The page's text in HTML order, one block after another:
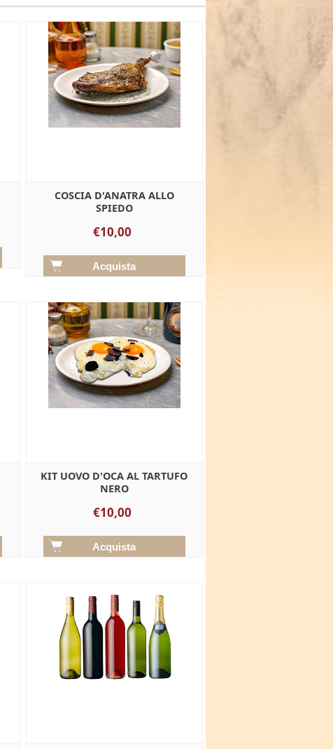
COSCIA D'ANATRA ALLO
SPIEDO
€10,00
KIT UOVO D'OCA AL TARTUFO
NERO
€10,00